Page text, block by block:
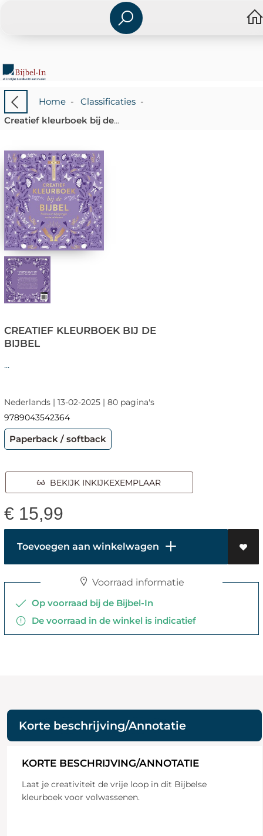
Home- Classificaties-
Creatief kleurboek bij de Bijbel
CREATIEF KLEURBOEK BIJ DE
BIJBEL
...
Nederlands | 13-02-2025 | 80 pagina's
9789043542364
Paperback / softback
BEKIJK INKIJKEXEMPLAAR
€ 15,99
Toevoegen aan winkelwagen
Voorraad informatie
Op voorraad bij de Bijbel-In
De voorraad in de winkel is indicatief
Korte beschrijving/Annotatie
KORTE BESCHRIJVING/ANNOTATIE
Laat je creativiteit de vrije loop in dit Bijbelse
kleurboek voor volwassenen.